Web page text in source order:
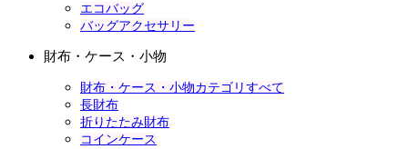
エコバッグ
バッグアクセサリー
財布・ケース・小物
財布・ケース・小物カテゴリすべて
長財布
折りたたみ財布
コインケース